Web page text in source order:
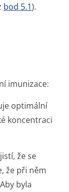
bod 5.1).
imunizace:
optimální
koncentraci
že se
že při něm
byla